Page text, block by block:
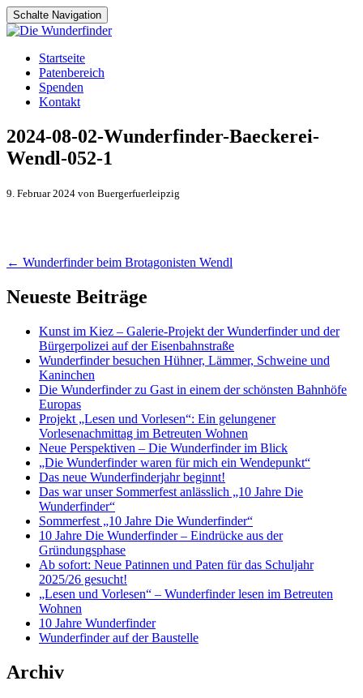
Schalte Navigation
Zum
Inhalt
springen
Startseite
Patenbereich
Spenden
Kontakt
2024-08-02-Wunderfinder-Baeckerei-
Wendl-052-1
9. Februar 2024 von Buergerfuerleipzig
Artikel-
Navigation
← Wunderfinder beim Brotagonisten Wendl
Neueste Beiträge
Kunst im Kiez – Galerie-Projekt der Wunderfinder und der
Bürgerpolizei auf der Eisenbahnstraße
Wunderfinder besuchen Hühner, Lämmer, Schweine und
Kaninchen
Die Wunderfinder zu Gast in einem der schönsten Bahnhöfe
Europas
Projekt „Lesen und Vorlesen“: Ein gelungener
Vorlesenachmittag im Betreuten Wohnen
Neue Perspektiven – Die Wunderfinder im Blick
„Die Wunderfinder waren für mich ein Wendepunkt“
Das neue Wunderfinderjahr beginnt!
Das war unser Sommerfest anlässlich „10 Jahre Die
Wunderfinder“
Sommerfest „10 Jahre Die Wunderfinder“
10 Jahre Die Wunderfinder – Eindrücke aus der
Gründungsphase
Ab sofort: Neue Patinnen und Paten für das Schuljahr
2025/26 gesucht!
„Lesen und Vorlesen“ – Wunderfinder lesen im Betreuten
Wohnen
10 Jahre Wunderfinder
Wunderfinder auf der Baustelle
Archiv